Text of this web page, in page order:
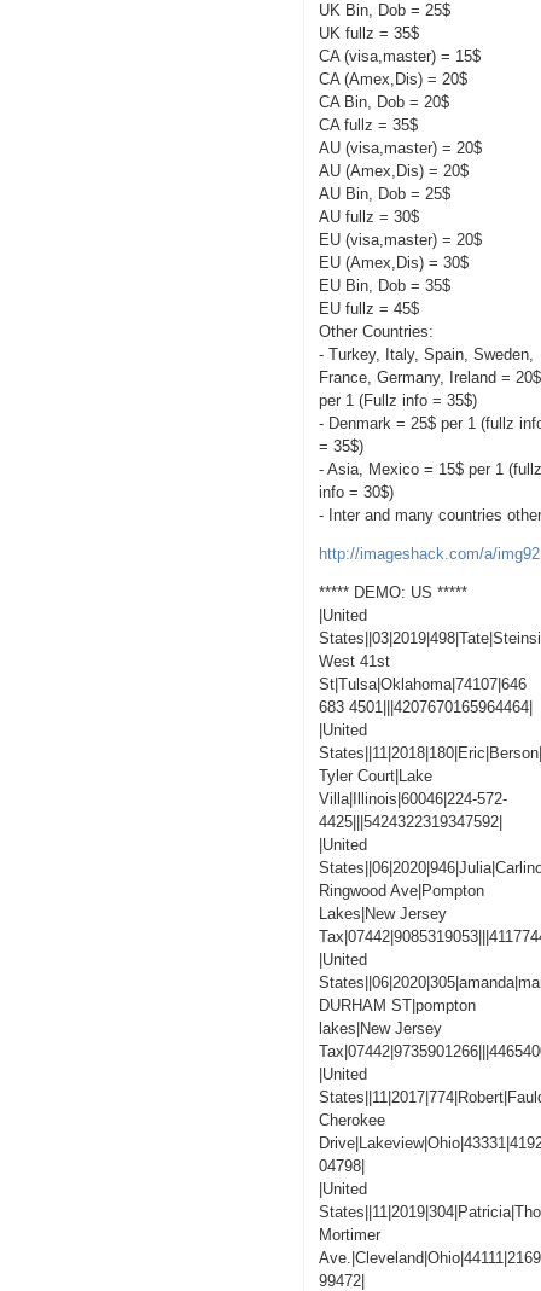
UK Bin, Dob = 25$
UK fullz = 35$
CA (visa,master) = 15$
CA (Amex,Dis) = 20$
CA Bin, Dob = 20$
CA fullz = 35$
AU (visa,master) = 20$
AU (Amex,Dis) = 20$
AU Bin, Dob = 25$
AU fullz = 30$
EU (visa,master) = 20$
EU (Amex,Dis) = 30$
EU Bin, Dob = 35$
EU fullz = 45$
Other Countries:
- Turkey, Italy, Spain, Sweden,
France, Germany, Ireland = 20$
per 1 (Fullz info = 35$)
- Denmark = 25$ per 1 (fullz
= 35$)
- Asia, Mexico = 15$ per 1
info = 30$)
- Inter and many countries
http://imageshack.com/a/
***** DEMO: US *****
|United
West 41st
St|Tulsa|Oklahoma|74107|646
683 4501|||4207670165964464|
|United
Tyler Court|Lake
Villa|Illinois|60046|224-572-
4425|||5424322319347592|
|United
Ringwood Ave|Pompton
Lakes|New Jersey
|United
DURHAM ST|pompton
lakes|New Jersey
|United
Cherokee
04798|
|United
Mortimer
99472|